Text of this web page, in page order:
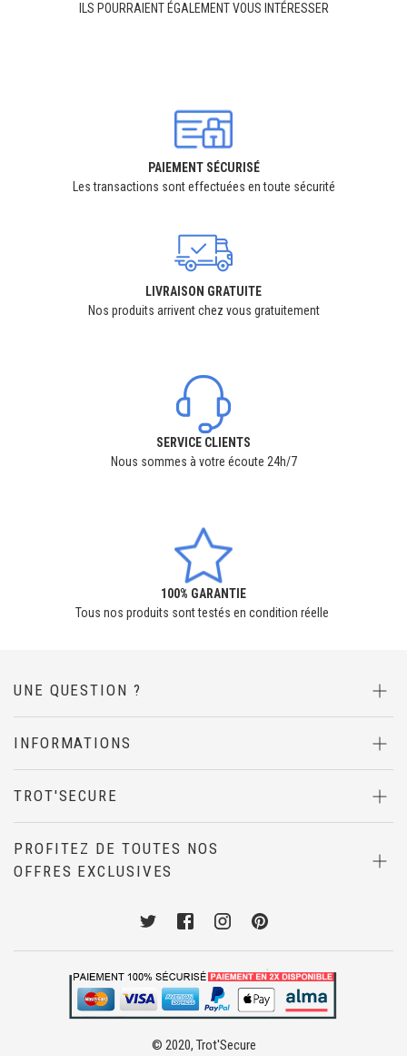
ILS POURRAIENT ÉGALEMENT VOUS INTÉRESSER
PAIEMENT SÉCURISÉ
Les transactions sont effectuées en toute sécurité
LIVRAISON GRATUITE
Nos produits arrivent chez vous gratuitement
SERVICE CLIENTS
Nous sommes à votre écoute 24h/7
100% GARANTIE
Tous nos produits sont testés en condition réelle
UNE QUESTION ?
INFORMATIONS
TROT'SECURE
PROFITEZ DE TOUTES NOS
OFFRES EXCLUSIVES
© 2020, Trot'Secure